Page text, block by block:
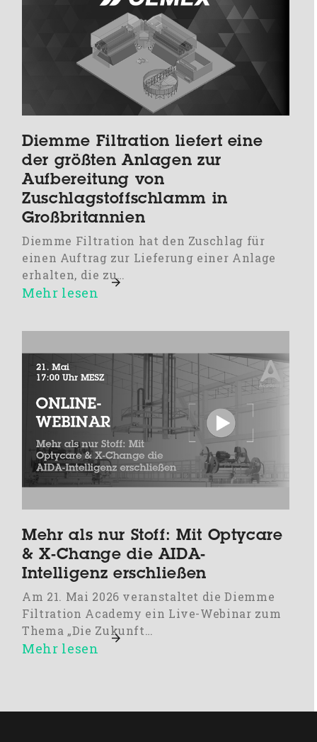
Diemme Filtration liefert eine
der größten Anlagen zur
Aufbereitung von
Zuschlagstoffschlamm in
Großbritannien
Diemme Filtration hat den Zuschlag für
einen Auftrag zur Lieferung einer Anlage
erhalten, die zu…
Mehr lesen
Mehr als nur Stoff: Mit Optycare
& X-Change die AIDA-
Intelligenz erschließen
Am 21. Mai 2026 veranstaltet die Diemme
Filtration Academy ein Live-Webinar zum
Thema „Die Zukunft…
Mehr lesen